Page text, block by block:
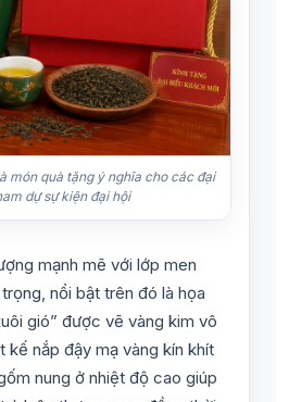
món quà tặng ý nghĩa cho các đại
dự sự kiện đại hội
mạnh mẽ với lớp men
nổi bật trên đó là họa
gió” được vẽ vàng kim vô
kế nắp đậy mạ vàng kín khít
nung ở nhiệt độ cao giúp